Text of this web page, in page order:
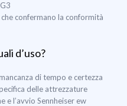
confermano la conformità
d’uso?
di tempo e certezza
delle attrezzature
e l’avvio Sennheiser ew